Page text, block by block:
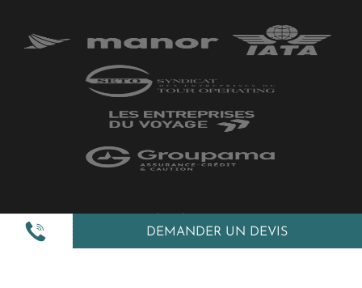
DEMANDER UN DEVIS
Politique de confidentialité